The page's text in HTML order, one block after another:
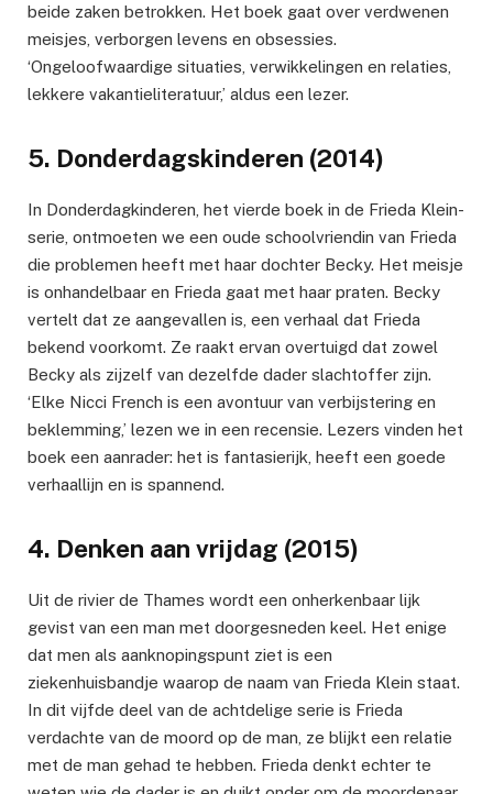
beide zaken betrokken. Het boek gaat over verdwenen
meisjes, verborgen levens en obsessies.
‘Ongeloofwaardige situaties, verwikkelingen en relaties,
lekkere vakantieliteratuur,’ aldus een lezer.
5. Donderdagskinderen (2014)
In Donderdagkinderen, het vierde boek in de Frieda Klein-
serie, ontmoeten we een oude schoolvriendin van Frieda
die problemen heeft met haar dochter Becky. Het meisje
is onhandelbaar en Frieda gaat met haar praten. Becky
vertelt dat ze aangevallen is, een verhaal dat Frieda
bekend voorkomt. Ze raakt ervan overtuigd dat zowel
Becky als zijzelf van dezelfde dader slachtoffer zijn.
‘Elke Nicci French is een avontuur van verbijstering en
beklemming,’ lezen we in een recensie. Lezers vinden het
boek een aanrader: het is fantasierijk, heeft een goede
verhaallijn en is spannend.
4. Denken aan vrijdag (2015)
Uit de rivier de Thames wordt een onherkenbaar lijk
gevist van een man met doorgesneden keel. Het enige
dat men als aanknopingspunt ziet is een
ziekenhuisbandje waarop de naam van Frieda Klein staat.
In dit vijfde deel van de achtdelige serie is Frieda
verdachte van de moord op de man, ze blijkt een relatie
met de man gehad te hebben. Frieda denkt echter te